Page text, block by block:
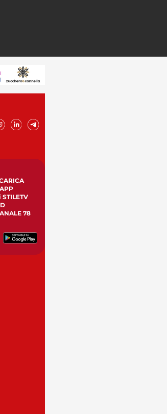
STILETV
78